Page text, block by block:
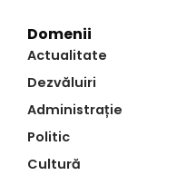
Domenii
Actualitate
Dezvăluiri
Administrație
Politic
Cultură